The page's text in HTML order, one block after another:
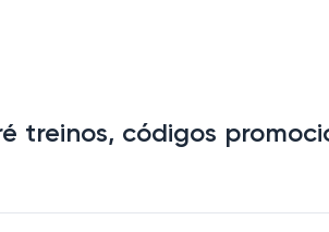
treinos, códigos